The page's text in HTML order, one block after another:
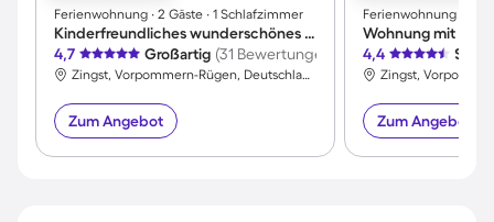
Ferienwohnung ∙ 2 Gäste ∙ 1 Schlafzimmer
Kinderfreundliches wunderschönes Apartment mit Terrasse und Garten | Haustiere sind willkommen
4,7
Großartig (31 Bewertungen)
Zingst, Vorpommern-Rügen, Deutschland
Zum Angebot
Ferienwohnung ∙ 4
4,4 Sehr
Zum Angebot